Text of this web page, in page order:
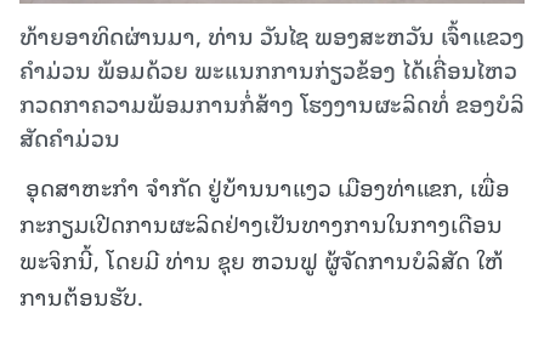
ທ້າຍອາທິດຜ່ານມາ, ທ່ານ ວັນໄຊ ພອງສະຫວັນ ເຈົ້າແຂວງ
ຄໍາມ່ວນ ພ້ອມດ້ວຍ ພະແນກການກ່ຽວຂ້ອງ ໄດ້ເຄື່ອນໄຫວ
ກວດກາຄວາມພ້ອມການກໍ່ສ້າງ ໂຮງງານຜະລິດທໍ່ ຂອງບໍລິ
ສັດຄໍາມ່ວນ
ອຸດສາຫະກໍາ ຈໍາກັດ ຢູ່ບ້ານນາແງວ ເມືອງທ່າແຂກ, ເພື່ອ
ກະກຽມເປີດການຜະລິດຢ່າງເປັນທາງການໃນກາງເດືອນ
ພະຈິກນີ້, ໂດຍມີ ທ່ານ ຊຸຍ ຫວນຟູ ຜູ້ຈັດການບໍລິສັດ ໃຫ້
ການຕ້ອນຮັບ.